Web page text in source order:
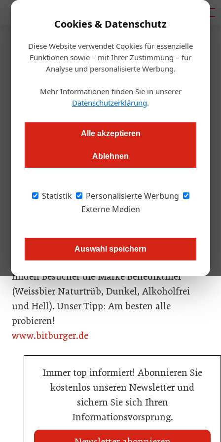
Cookies & Datenschutz
Diese Website verwendet Cookies für essenzielle
Funktionen sowie – mit Ihrer Zustimmung – für
Analyse und personalisierte Werbung.
Mehr Informationen finden Sie in unserer
Datenschutzerklärung.
Alle akzeptieren
Ablehnen
Statistik
Personalisierte Werbung
Externe Medien
Auswahl speichern
Startseite/Gastro & Hotel
Bitburger: Biere mit Pfiff
Redaktion 05.11.2015, 11:18 Uhr
Auf zwei Ständen präsentiert sich die deutsche Braugruppe
zwei Ständen. Neben der Hauptmarke
Schwarzbier und Kellerbier sowie Licher
Radler vorgestellt. Auf dem zweiten Stand
finden Besucher die Marke Benediktiner
(Weissbier Naturtrüb, Dunkel, Alkoholfrei
und Hell). Unser Tipp: Am besten alle
probieren!
www.bitburger.de
Immer top informiert! Abonnieren Sie
kostenlos unseren Newsletter und
sichern Sie sich Ihren
Informationsvorsprung.